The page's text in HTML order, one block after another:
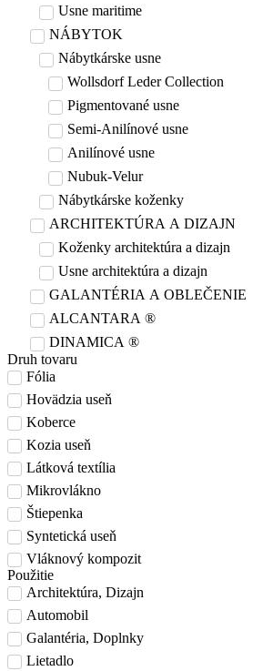
Usne maritime
NÁBYTOK
Nábytkárske usne
Wollsdorf Leder Collection
Pigmentované usne
Semi-Anilínové usne
Anilínové usne
Nubuk-Velur
Nábytkárske koženky
ARCHITEKTÚRA A DIZAJN
Koženky architektúra a dizajn
Usne architektúra a dizajn
GALANTÉRIA A OBLEČENIE
ALCANTARA ®
DINAMICA ®
Druh tovaru
Fólia
Hovädzia useň
Koberce
Kozia useň
Látková textília
Mikrovlákno
Štiepenka
Syntetická useň
Vláknový kompozit
Použitie
Architektúra, Dizajn
Automobil
Galantéria, Doplnky
Lietadlo